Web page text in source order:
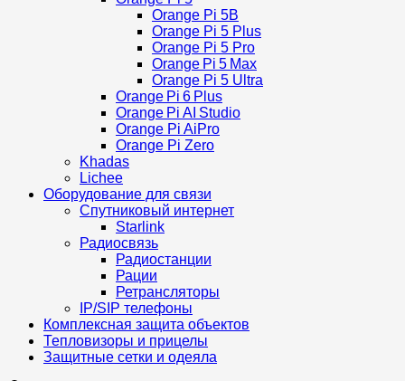
Orange Pi 5B
Orange Pi 5 Plus
Orange Pi 5 Pro
Orange Pi 5 Max
Orange Pi 5 Ultra
Orange Pi 6 Plus
Orange Pi AI Studio
Orange Pi AiPro
Orange Pi Zero
Khadas
Lichee
Оборудование для связи
Спутниковый интернет
Starlink
Радиосвязь
Радиостанции
Рации
Ретрансляторы
IP/SIP телефоны
Комплексная защита объектов
Тепловизоры и прицелы
Защитные сетки и одеяла